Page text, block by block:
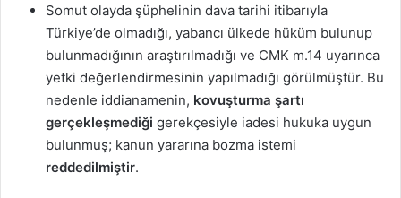
Somut olayda şüphelinin dava tarihi itibarıyla
Türkiye’de olmadığı, yabancı ülkede hüküm bulunup
bulunmadığının araştırılmadığı ve CMK m.14 uyarınca
yetki değerlendirmesinin yapılmadığı görülmüştür. Bu
nedenle iddianamenin, kovuşturma şartı
gerçekleşmediği gerekçesiyle iadesi hukuka uygun
bulunmuş; kanun yararına bozma istemi
reddedilmiştir.